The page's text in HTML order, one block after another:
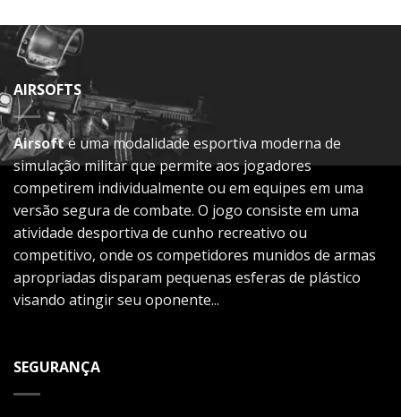
AIRSOFTS
Airsofté uma modalidade esportiva moderna de
simulação militar que permite aos jogadores
competirem individualmente ou em equipes em uma
versão segura de combate. O jogo consiste em uma
atividade desportiva de cunho recreativo ou
competitivo, onde os competidores munidos de armas
apropriadas disparam pequenas esferas de plástico
visando atingir seu oponente...
SEGURANÇA